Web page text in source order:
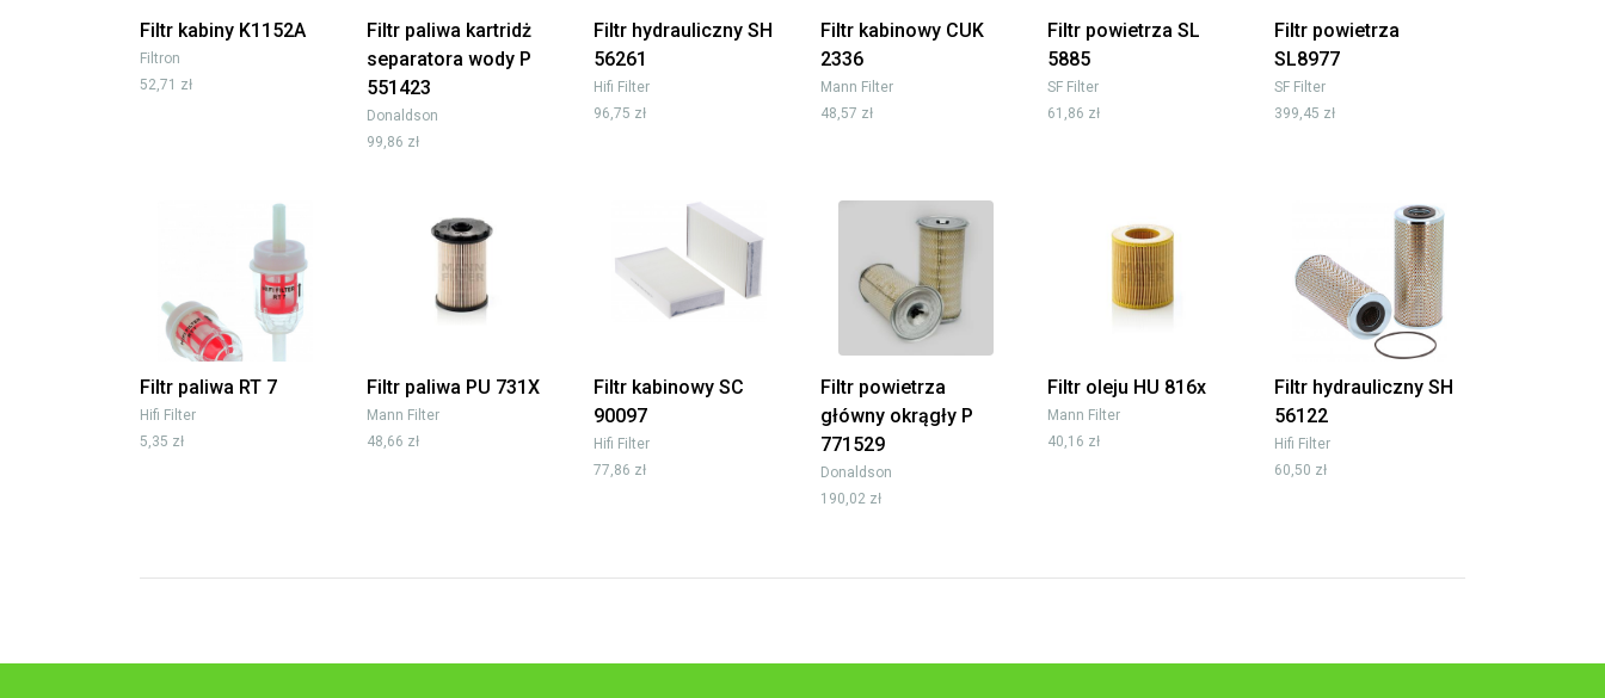
Filtr kabiny K1152A
Filtron
52,71 zł
Filtr paliwa kartridż
separatora wody P
551423
Donaldson
99,86 zł
Filtr hydrauliczny SH
56261
Hifi Filter
96,75 zł
Filtr kabinowy CUK
2336
Mann Filter
48,57 zł
Filtr powietrza SL
5885
SF Filter
61,86 zł
Filtr powietrza
SL8977
SF Filter
399,45 zł
Filtr paliwa RT 7
Hifi Filter
5,35 zł
Filtr paliwa PU 731X
Mann Filter
48,66 zł
Filtr kabinowy SC
90097
Hifi Filter
77,86 zł
Filtr powietrza
główny okrągły P
771529
Donaldson
190,02 zł
Filtr oleju HU 816x
Mann Filter
40,16 zł
Filtr hydrauliczny SH
56122
Hifi Filter
60,50 zł